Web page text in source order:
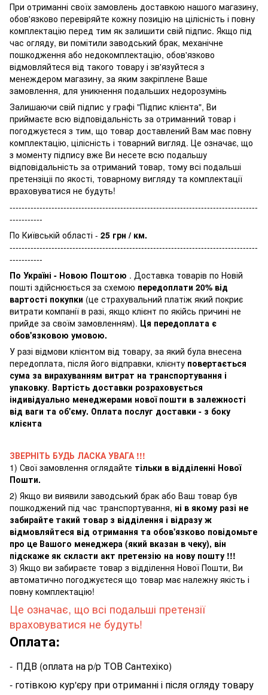
При отриманні своїх замовлень доставкою нашого магазину,
обов'язково перевіряйте кожну позицію на цілісність і повну
комплектацію перед тим як залишити свій підпис. Якщо під
час огляду, ви помітили заводський брак, механічне
пошкодження або недокомплектацію, обов'язково
відмовляйтеся від такого товару і зв'язуйтеся з
менеждером магазину, за яким закріплене Ваше
замовлення, для уникнення подальших недорозумінь
Залишаючи свій підпис у графі "Підпис клієнта", Ви
приймаєте всю відповідальність за отриманний товар і
погоджуєтеся з тим, що товар доставлений Вам має повну
комплектацію, цілісність і товарний вигляд. Це означає, що
з моменту підпису вже Ви несете всю подальшу
відповідальність за отриманий товар, тому всі подальші
претензіціі по якості, товарному вигляду та комплектації
враховуватися не будуть!
-----------------------------------------------------------------------------------
-----------
По Київській області - 25 грн / км.
-----------------------------------------------------------------------------------
-----------
По Україні - Новою Поштою . Доставка товарів по Новій
пошті здійснюється за схемою передоплати 20% від
вартості покупки (це страхувальний платіж який покриє
витрати компанії в разі, якщо клієнт по якійсь причині не
прийде за своїм замовленням). Ця передоплата є
обов'язковою умовою.
У разі відмови клієнтом від товару, за який була внесена
передоплата, після його відправки, клієнту повертається
сума за вирахуванням витрат на транспортування і
упаковку. Вартість доставки розраховується
індивідуально менеджерами нової пошти в залежності
від ваги та об'єму. Оплата послуг доставки - з боку
клієнта
ЗВЕРНІТЬ БУДЬ ЛАСКА УВАГА !!!
1) Свої замовлення оглядайте тільки в відділенні Нової
Пошти.
2) Якщо ви виявили заводський брак або Ваш товар був
пошкоджений під час транспортування, ні в якому разі не
забирайте такий товар з відділення і відразу ж
відмовляйтеся від отримання та обов'язково повідомьте
про це Вашого менеджера (який вказан в чеку), він
підскаже як скласти акт претензію на нову пошту !!!
3) Якщо ви забираєте товар з відділення Нової Пошти, Ви
автоматично погоджуєтеся що товар має належну якість і
повну комплектацію!
Це означає, що всі подальші претензії
враховуватися не будуть!
Оплата:
- ПДВ (оплата на р/р ТОВ Сантехіко)
- готівкою кур'єру при отриманні і після огляду товару